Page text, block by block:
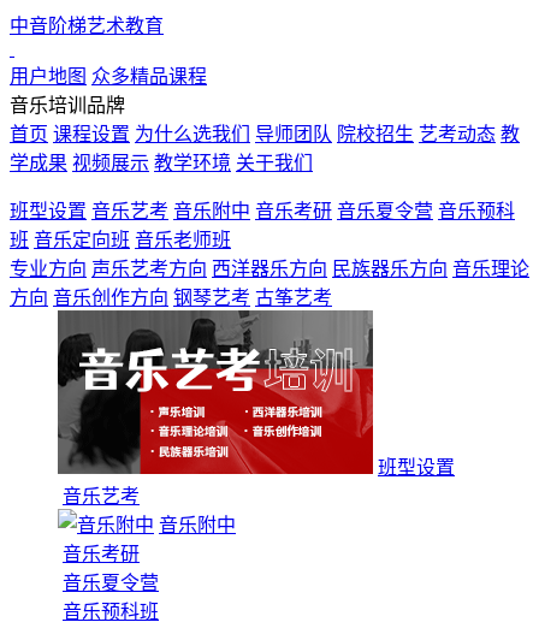
中音阶梯艺术教育
用户地图 众多精品课程
音乐培训品牌
首页 课程设置 为什么选我们 导师团队 院校招生 艺考动态 教
学成果 视频展示 教学环境 关于我们
班型设置 音乐艺考 音乐附中 音乐考研 音乐夏令营 音乐预科
班 音乐定向班 音乐老师班
专业方向 声乐艺考方向 西洋器乐方向 民族器乐方向 音乐理论
方向 音乐创作方向 钢琴艺考 古筝艺考
班型设置
音乐艺考
音乐附中
音乐考研
音乐夏令营
音乐预科班